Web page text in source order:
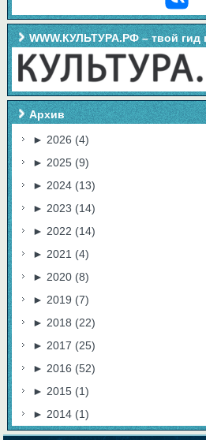
WWW.КУЛЬТУРА.РФ – твой гид
Архив
► 2026 (4)
► 2025 (9)
► 2024 (13)
► 2023 (14)
► 2022 (14)
► 2021 (4)
► 2020 (8)
► 2019 (7)
► 2018 (22)
► 2017 (25)
► 2016 (52)
► 2015 (1)
► 2014 (1)